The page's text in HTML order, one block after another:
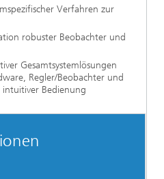
Verfahren zur
robuster Beobachter und
Gesamtsystemlösungen
Regler/Beobachter und
Bedienung